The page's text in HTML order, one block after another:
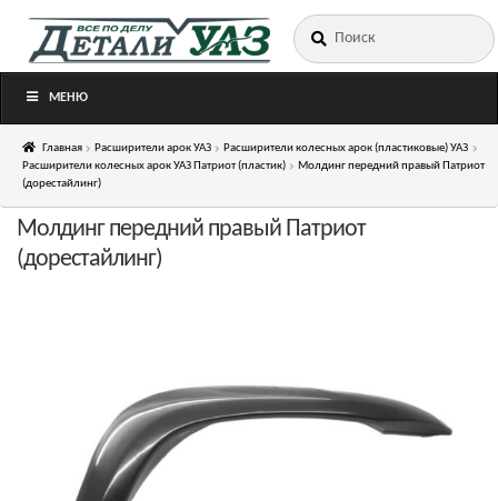
Перейти
Перейти
Искать:
МЕНЮ
Главная Расширители арок УАЗ
Расширители колесных арок (пластиковые) УАЗ
Расширители колесных арок УАЗ Патриот (пластик)
Молдинг передний правый Патриот
(дорестайлинг)
Молдинг передний правый Патриот
(дорестайлинг)